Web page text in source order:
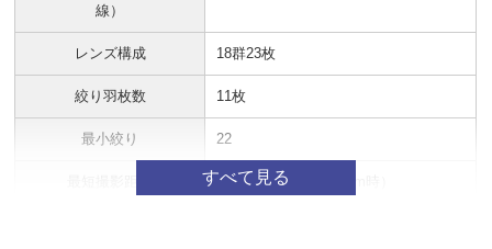
線）
レンズ構成 18群23枚
絞り羽枚数 11枚
最小絞り 22
0.45m (24mm～105mm時）